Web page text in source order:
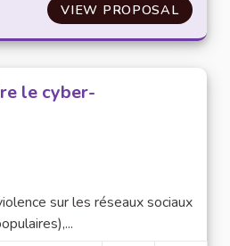
VIEW PROPOSAL
le cyber-
sur les réseaux sociaux